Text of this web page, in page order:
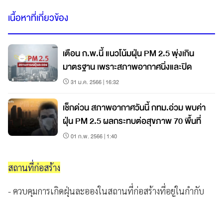
เนื้อหาที่เกี่ยวข้อง
เตือน ก.พ.นี้ แนวโน้มฝุ่น PM 2.5 พุ่งเกิน
มาตรฐาน เพราะสภาพอากาศนิ่งและปิด
31 ม.ค. 2566 | 16:32
เช็กด่วน สภาพอากาศวันนี้ กทม.อ่วม พบค่า
ฝุ่น PM 2.5 ผลกระทบต่อสุขภาพ 70 พื้นที่
01 ก.พ. 2566 | 1:40
สถานที่ก่อสร้าง
- ควบคุมการเกิดฝุ่นละอองในสถานที่ก่อสร้างที่อยู่ในกำกับ